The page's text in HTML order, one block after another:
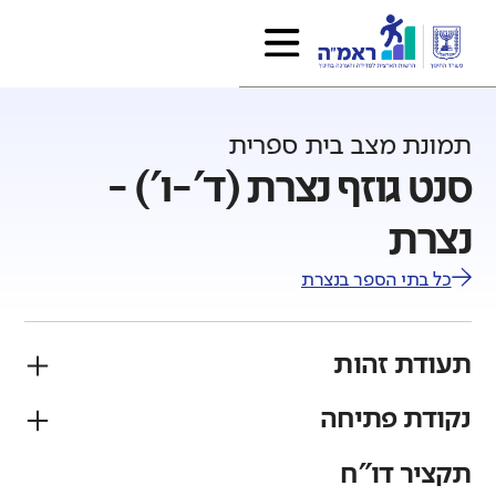
תמונת מצב בית ספרית
סנט גוזף נצרת (ד'-ו') -
נצרת
כל בתי הספר בנצרת
תעודת זהות
פיקוח
נקודת פתיחה
תקציר דו"ח